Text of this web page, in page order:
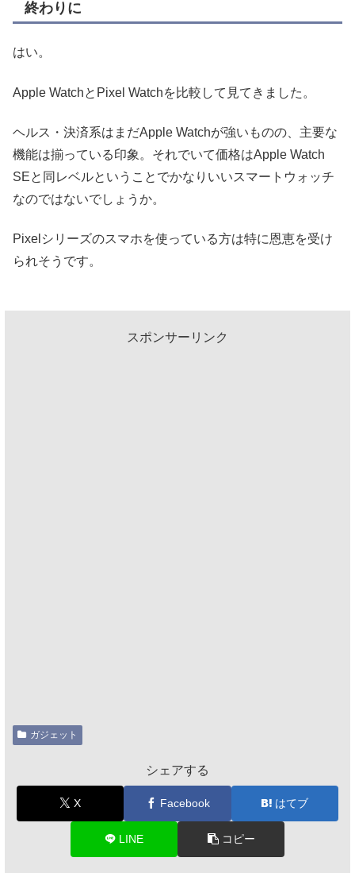
終わりに
はい。
Apple WatchとPixel Watchを比較して見てきました。
ヘルス・決済系はまだApple Watchが強いものの、主要な
機能は揃っている印象。それでいて価格はApple Watch
SEと同レベルということでかなりいいスマートウォッチ
なのではないでしょうか。
Pixelシリーズのスマホを使っている方は特に恩恵を受け
られそうです。
スポンサーリンク
ガジェット
シェアする
X Facebook はてブ
LINE コピー